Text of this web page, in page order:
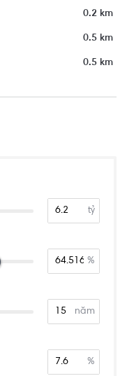
0.2 km
0.5 km
0.5 km
tỷ
%
năm
%